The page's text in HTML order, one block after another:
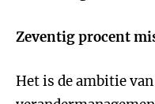
Zeventig procent
Het is de ambitie